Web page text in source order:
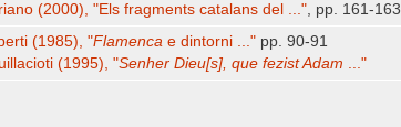
(2000), "Els fragments catalans del ...", pp. 161-163
(1985), "Flamenca e dintorni ..." pp. 90-91
(1995), "Senher Dieu[s], que fezist Adam ..."